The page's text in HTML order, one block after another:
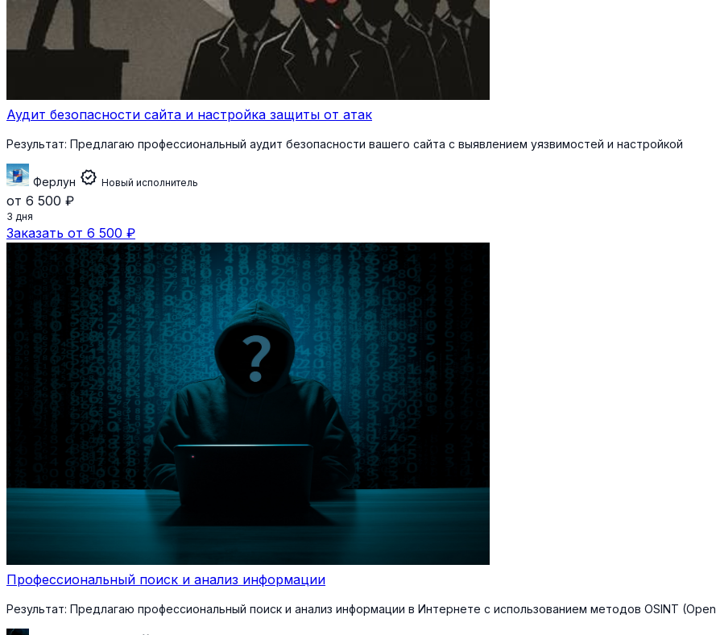
Аудит безопасности сайта и настройка защиты от атак
Результат: Предлагаю профессиональный аудит безопасности вашего сайта с выявлением уязвимостей и настройкой
Ферлун verified Новый исполнитель
от 6 500 ₽
3 дня
Заказать от 6 500 ₽
Профессиональный поиск и анализ информации
Результат: Предлагаю профессиональный поиск и анализ информации в Интернете с использованием методов OSINT (Open